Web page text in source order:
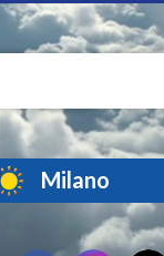
Milano